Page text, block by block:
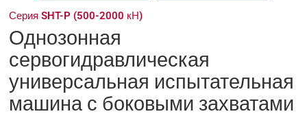
Серия SHT-P (500-2000 кН)
Однозонная
сервогидравлическая
универсальная испытательная
машина с боковыми захватами